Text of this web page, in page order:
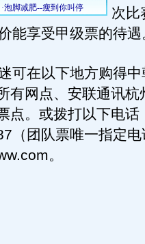
次比
能享受甲级票的待遇
在以下地方购得中
有网点、安联通讯杭
点。或拨打以下电
（团队票唯一指定
。